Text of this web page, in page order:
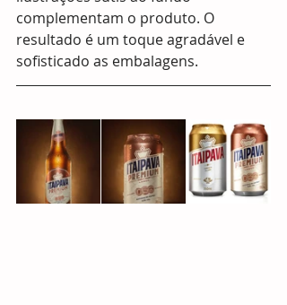
complementam o produto. O
resultado é um toque agradável e
sofisticado as embalagens.